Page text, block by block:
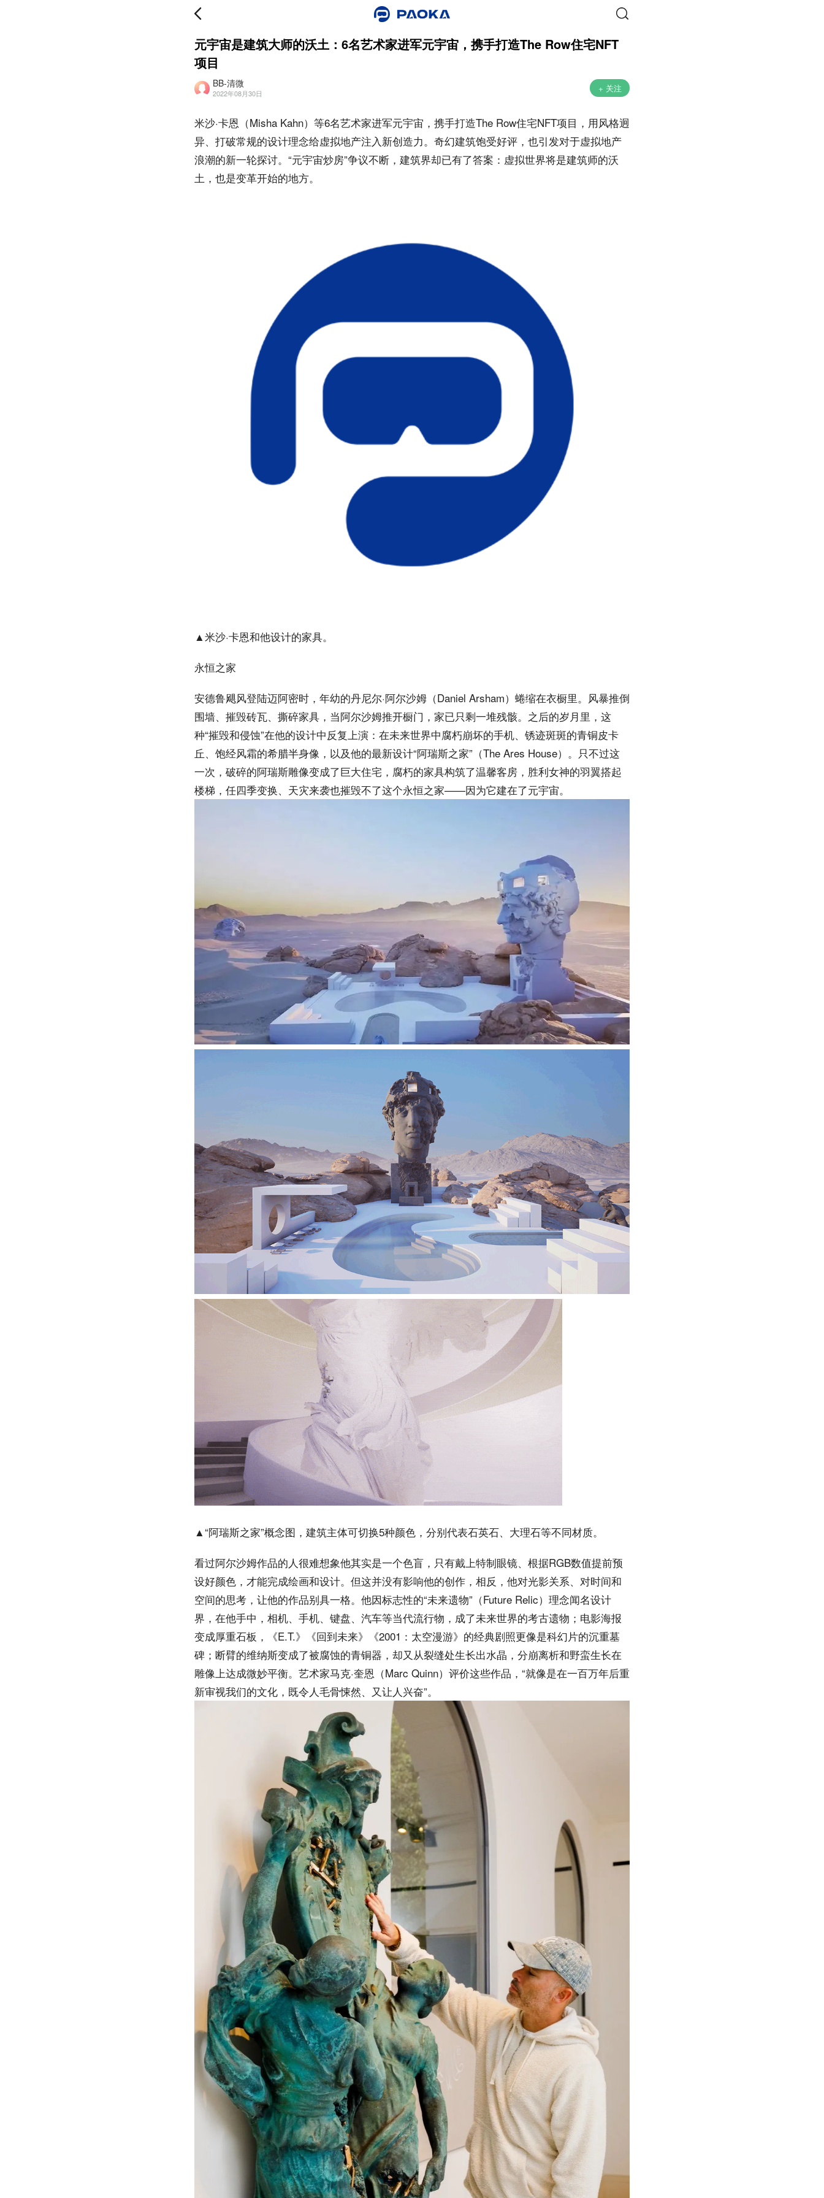
元宇宙是建筑大师的沃土：6名艺术家进军元宇宙，携手打造The Row住宅NFT
项目
BB-清微
2022年08月30日 + 关注
米沙·卡恩（Misha Kahn）等6名艺术家进军元宇宙，携手打造The Row住宅NFT项目，用风格迥
异、打破常规的设计理念给虚拟地产注入新创造力。奇幻建筑饱受好评，也引发对于虚拟地产
浪潮的新一轮探讨。“元宇宙炒房”争议不断，建筑界却已有了答案：虚拟世界将是建筑师的沃
土，也是变革开始的地方。
▲米沙·卡恩和他设计的家具。
永恒之家
安德鲁飓风登陆迈阿密时，年幼的丹尼尔·阿尔沙姆（Daniel Arsham）蜷缩在衣橱里。风暴推倒
围墙、摧毁砖瓦、撕碎家具，当阿尔沙姆推开橱门，家已只剩一堆残骸。之后的岁月里，这
种“摧毁和侵蚀”在他的设计中反复上演：在未来世界中腐朽崩坏的手机、锈迹斑斑的青铜皮卡
丘、饱经风霜的希腊半身像，以及他的最新设计“阿瑞斯之家”（The Ares House）。只不过这
一次，破碎的阿瑞斯雕像变成了巨大住宅，腐朽的家具构筑了温馨客房，胜利女神的羽翼搭起
楼梯，任四季变换、天灾来袭也摧毁不了这个永恒之家——因为它建在了元宇宙。
▲“阿瑞斯之家”概念图，建筑主体可切换5种颜色，分别代表石英石、大理石等不同材质。
看过阿尔沙姆作品的人很难想象他其实是一个色盲，只有戴上特制眼镜、根据RGB数值提前预
设好颜色，才能完成绘画和设计。但这并没有影响他的创作，相反，他对光影关系、对时间和
空间的思考，让他的作品别具一格。他因标志性的“未来遗物”（Future Relic）理念闻名设计
界，在他手中，相机、手机、键盘、汽车等当代流行物，成了未来世界的考古遗物；电影海报
变成厚重石板，《E.T.》《回到未来》《2001：太空漫游》的经典剧照更像是科幻片的沉重墓
碑；断臂的维纳斯变成了被腐蚀的青铜器，却又从裂缝处生长出水晶，分崩离析和野蛮生长在
雕像上达成微妙平衡。艺术家马克·奎恩（Marc Quinn）评价这些作品，“就像是在一百万年后重
新审视我们的文化，既令人毛骨悚然、又让人兴奋”。